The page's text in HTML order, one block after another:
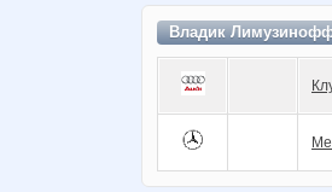
Владик